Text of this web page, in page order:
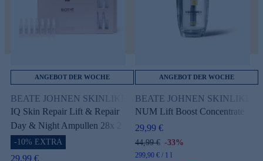
ANGEBOT DER WOCHE
BEATE JOHNEN SKINLIKE Biotiq
IQ Skin Repair Lift & Repair
Day & Night Ampullen 28x 2
ml
-10% EXTRA
29,99 €
ANGEBOT DER WOCHE
BEATE JOHNEN SKINLIKE
NUM Lift Boost Concentrate
29,99 €
44,99 € -33%
299,90 € / 1 l